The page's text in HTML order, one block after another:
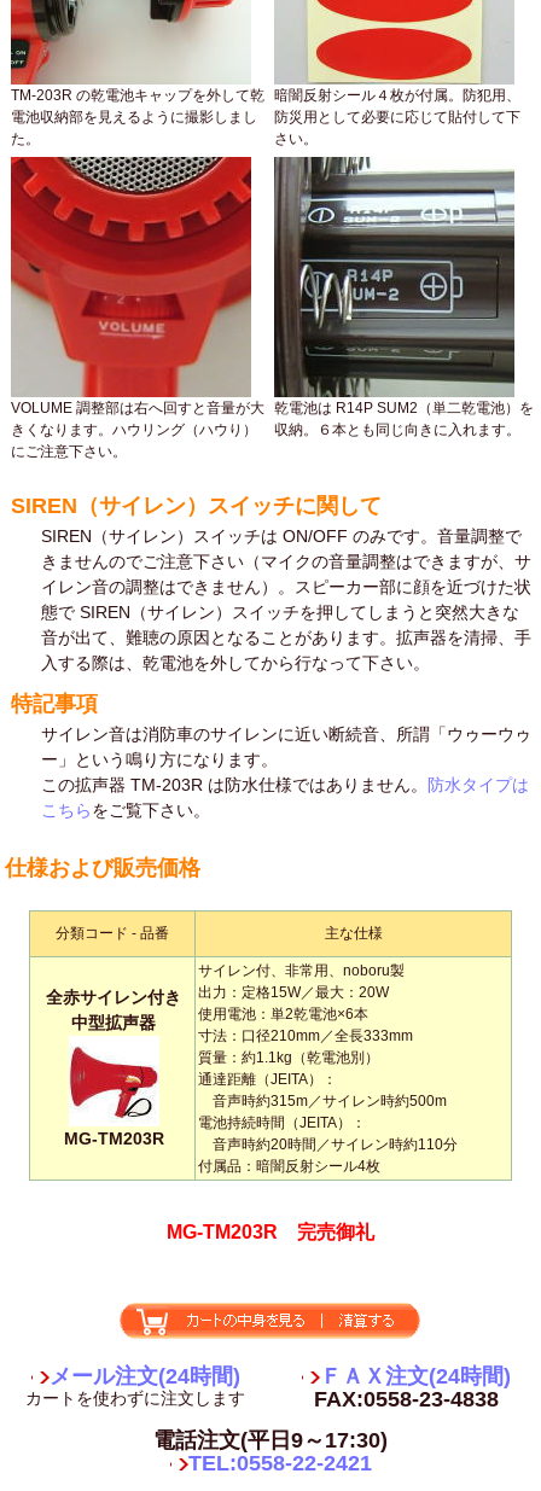
TM-203R の乾電池キャップを外して乾
電池収納部を見えるように撮影しまし
た。
暗闇反射シール４枚が付属。防犯用、
防災用として必要に応じて貼付して下
さい。
VOLUME 調整部は右へ回すと音量が大
きくなります。ハウリング（ハウり）
にご注意下さい。
乾電池は R14P SUM2（単二乾電池）を
収納。６本とも同じ向きに入れます。
SIREN（サイレン）スイッチに関して
SIREN（サイレン）スイッチは ON/OFF のみです。音量調整で
きませんのでご注意下さい（マイクの音量調整はできますが、サ
イレン音の調整はできません）。スピーカー部に顔を近づけた状
態で SIREN（サイレン）スイッチを押してしまうと突然大きな
音が出て、難聴の原因となることがあります。拡声器を清掃、手
入する際は、乾電池を外してから行なって下さい。
特記事項
サイレン音は消防車のサイレンに近い断続音、所謂「ウゥーウゥ
ー」という鳴り方になります。
この拡声器 TM-203R は防水仕様ではありません。
防水タイプは
こちらをご覧下さい。
仕様および販売価格
分類コード - 品番 主な仕様
全赤サイレン付き
中型拡声器
MG-TM203R
サイレン付、非常用、noboru製
出力：定格15W／最大：20W
使用電池：単2乾電池×6本
寸法：口径210mm／全長333mm
質量：約1.1kg（乾電池別）
通達距離（JEITA）：
音声時約315m／サイレン時約500m
電池持続時間（JEITA）：
音声時約20時間／サイレン時約110分
付属品：暗闇反射シール4枚
MG-TM203R 完売御礼
メール注文(24時間)
カートを使わずに注文します
ＦＡＸ注文(24時間)
FAX:0558-23-4838
電話注文(平日9～17:30)
TEL:0558-22-2421